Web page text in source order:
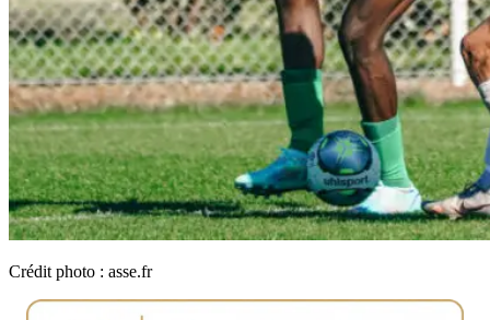
Crédit photo : asse.fr